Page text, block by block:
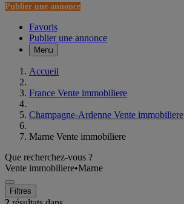
Publier une annonce
Favoris
Publier une annonce
Menu
Accueil
France Vente immobiliere
Champagne-Ardenne Vente immobiliere
Marne Vente immobiliere
Que recherchez-vous ?
Vente immobiliere•Marne
Filtres